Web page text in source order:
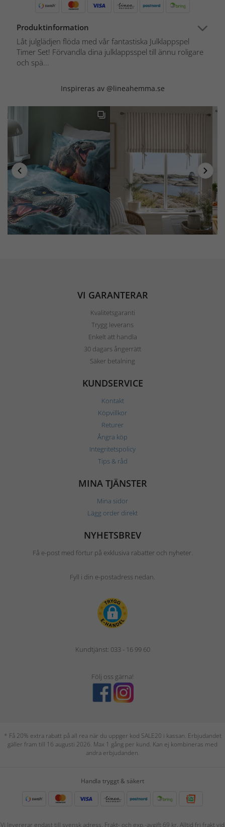
Produktinformation
Låt julglädjen flöda med vår fantastiska Julklappspel
Timer Set! Förvandla dina julklappsspel till ännu roligare
och spä...
Inspireras av @lineahemma.se
VI GARANTERAR
Kvalitetsgaranti
Trygg leverans
Enkelt att handla
30 dagars ångerrätt
Säker betalning
KUNDSERVICE
Kontakt
Köpvillkor
Returer
Ångra köp
Integritetspolicy
Tips & råd
MINA TJÄNSTER
Mina sidor
Lägg order direkt
NYHETSBREV
Få e-post med förtur på exklusiva rabatter och nyheter.
Fyll i din e-postadress nedan.
Kundtjänst: 033 - 16 99 60
Följ oss gärna!
* Få 20% extra rabatt på all rea när du uppger kod SALE20 i kassan. Erbjudandet
gäller fram till 16 augusti 2026. Max 1 gång per kund. Kan ej kombineras med
andra erbjudanden.
Handla tryggt & säkert
Vi levererar endast till svensk adress. Frakt- och exp.-avgift 69 kr. Alltid fri frakt vid